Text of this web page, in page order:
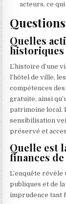
acteurs, ce
Quelles
L’histoire d’une
l’hôtel de ville,
compétences
gratuite, ainsi
patrimoine local.
sensibilisation
préservé et
Quelle est
finances de
L’enquête
publiques et de
imprudence tant